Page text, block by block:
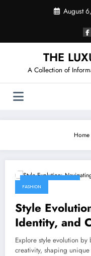
August
THE
A Collection of
Home
FASHION
Style
Identity, and
Explore style evolution
creativity, shaping